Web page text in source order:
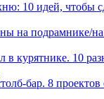
10 идей, чтобы
на подрамнике/
в курятнике. 10
бар. 8